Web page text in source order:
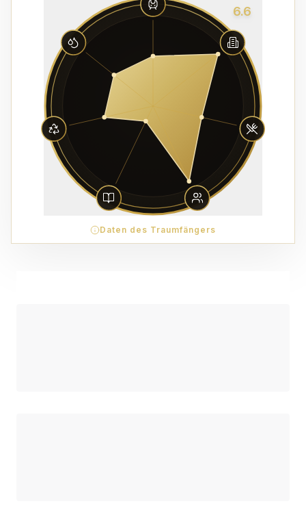
6.6
Daten des Traumfängers